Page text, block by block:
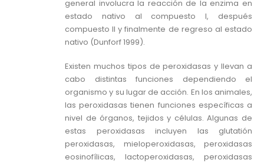
general involucra la reacción de la enzima en
estado nativo al compuesto I, después
compuesto II y finalmente de regreso al estado
nativo (Dunforf 1999).
Existen muchos tipos de peroxidasas y llevan a
cabo distintas funciones dependiendo el
organismo y su lugar de acción. En los animales,
las peroxidasas tienen funciones específicas a
nivel de órganos, tejidos y células. Algunas de
estas peroxidasas incluyen las glutatión
peroxidasas, mieloperoxidasas, peroxidasas
eosinofílicas, lactoperoxidasas, peroxidasas